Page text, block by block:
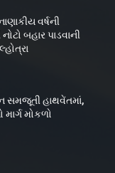
વર્ષની
બહાર પાડવાની
સમજૂતી હાથવેંતમાં,
માર્ગ મોકળો